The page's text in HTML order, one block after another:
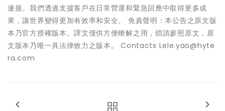
連接。我們透過支援客戶在日常營運和緊急回應中取得更多成
果，讓世界變得更加有效率和安全。 免責聲明：本公告之原文版
本乃官方授權版本。譯文僅供方便瞭解之用，煩請參照原文，原
文版本乃唯一具法律效力之版本。 Contacts Lele.yao@hyte
ra.com